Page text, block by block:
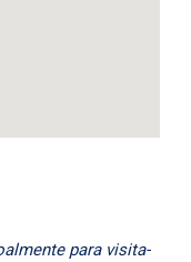
para visita-